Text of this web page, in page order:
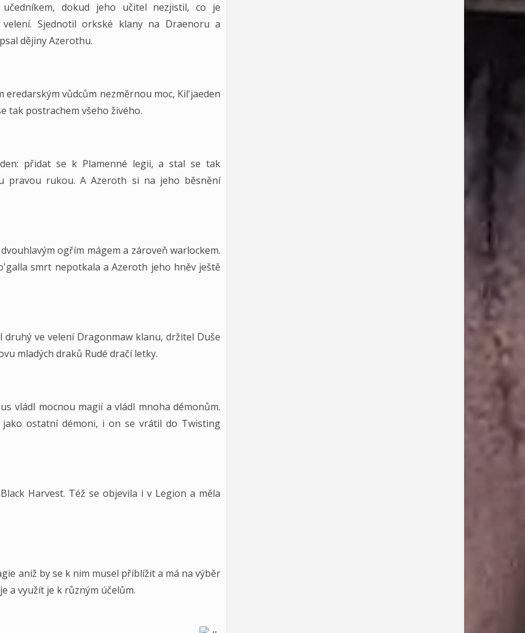
dokud jeho učitel nezjistil, co je
Sjednotil orkské klany na Draenoru a
dějiny Azerothu.
vůdcům nezměrnou moc, Kil'jaeden
tak postrachem všeho živého.
přidat se k Plamenné legii, a stal se tak
pravou rukou. A Azeroth si na jeho běsnění
ogřím mágem a zároveň warlockem.
smrt nepotkala a Azeroth jeho hněv ještě
ve velení Dragonmaw klanu, držitel Duše
mladých draků Rudé dračí letky.
vládl mocnou magií a vládl mnoha démonům.
ostatní démoni, i on se vrátil do Twisting
Harvest. Též se objevila i v Legion a měla
aniž by se k nim musel přiblížit a má na výběr
a využít je k různým účelům.